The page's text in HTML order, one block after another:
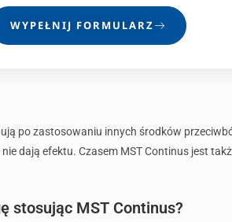
WYPEŁNIJ FORMULARZ
po zastosowaniu innych środków
dają efektu. Czasem MST Continus jest
stosując MST Continus?